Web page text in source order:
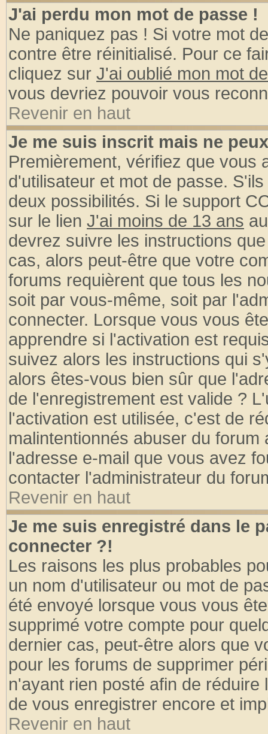
J'ai perdu mon mot de passe !
Ne paniquez pas ! Si votre mot
contre être réinitialisé. Pour ce
cliquez sur J'ai oublié mon mot
vous devriez pouvoir vous
Revenir en haut
Je me suis inscrit mais ne
Premièrement, vérifiez que vous
d'utilisateur et mot de passe.
deux possibilités. Si le support
sur le lien J'ai moins de 13 ans
devrez suivre les instructions
cas, alors peut-être que votre
forums requièrent que tous les
soit par vous-même, soit par
connecter. Lorsque vous vous
apprendre si l'activation est
suivez alors les instructions qui
alors êtes-vous bien sûr que
de l'enregistrement est valide ?
l'activation est utilisée, c'est de
malintentionnés abuser du
l'adresse e-mail que vous avez
contacter l'administrateur du
Revenir en haut
Je me suis enregistré dans le
connecter ?!
Les raisons les plus probables
un nom d'utilisateur ou mot de
été envoyé lorsque vous vous
supprimé votre compte pour
dernier cas, peut-être alors que
pour les forums de supprimer
n'ayant rien posté afin de
de vous enregistrer encore et
Revenir en haut